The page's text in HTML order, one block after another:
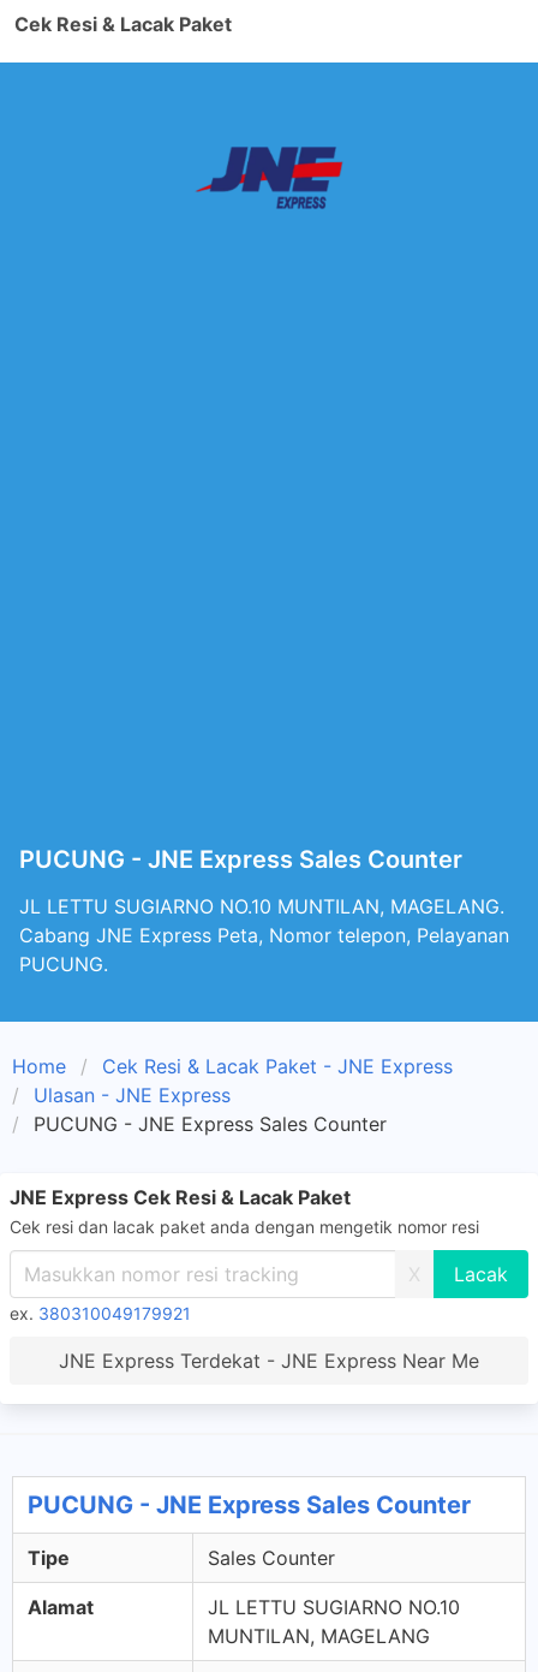
Cek Resi & Lacak Paket
PUCUNG - JNE Express Sales Counter
JL LETTU SUGIARNO NO.10 MUNTILAN, MAGELANG.
Cabang JNE Express Peta, Nomor telepon, Pelayanan
PUCUNG.
Home
Cek Resi & Lacak Paket - JNE Express
Ulasan - JNE Express
PUCUNG - JNE Express Sales Counter
JNE Express Cek Resi & Lacak Paket
Cek resi dan lacak paket anda dengan mengetik nomor resi
X
ex. 380310049179921
JNE Express Terdekat - JNE Express Near Me
PUCUNG - JNE Express Sales Counter
Tipe Sales Counter
Alamat
JL LETTU SUGIARNO NO.10
MUNTILAN, MAGELANG